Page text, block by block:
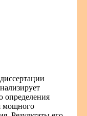
определения
мощного